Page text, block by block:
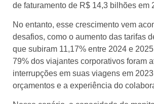
de faturamento de R$ 14,3 bilhões em
No entanto, esse crescimento vem
desafios, como o aumento das tarifas
que subiram 11,17% entre 2024 e
79% dos viajantes corporativos foram
interrupções em suas viagens em
orçamentos e a experiência do